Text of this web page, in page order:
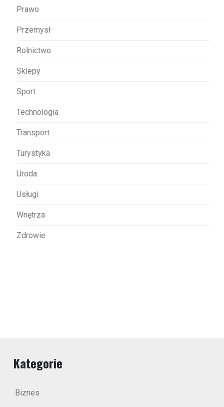
Prawo
Przemysł
Rolnictwo
Sklepy
Sport
Technologia
Transport
Turystyka
Uroda
Usługi
Wnętrza
Zdrowie
Kategorie
Biznes